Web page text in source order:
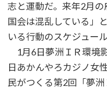
志と運動だ。来年2月の
国会は混乱している」
いる行動のスケジュー
1月6日夢洲ＩＲ環境
日あかんやろカジノ女
民がつくる第2回「夢